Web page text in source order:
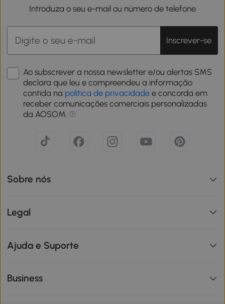
Introduza o seu e-mail ou número de telefone
Inscrever-se
Ao subscrever a nossa newsletter e/ou alertas SMS
declara que leu e compreendeu a informação
contida na política de privacidade e concorda em
receber comunicações comerciais personalizadas
da AOSOM.
Sobre nós
Legal
Ajuda e Suporte
Business